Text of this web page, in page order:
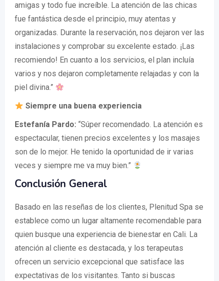
amigas y todo fue increíble. La atención de las chicas
fue fantástica desde el principio, muy atentas y
organizadas. Durante la reservación, nos dejaron ver las
instalaciones y comprobar su excelente estado. ¡Las
recomiendo! En cuanto a los servicios, el plan incluía
varios y nos dejaron completamente relajadas y con la
piel divina.”
Siempre una buena experiencia
Estefanía Pardo: “Súper recomendado. La atención es
espectacular, tienen precios excelentes y los masajes
son de lo mejor. He tenido la oportunidad de ir varias
veces y siempre me va muy bien.”
Conclusión General
Basado en las reseñas de los clientes, Plenitud Spa se
establece como un lugar altamente recomendable para
quien busque una experiencia de bienestar en Cali. La
atención al cliente es destacada, y los terapeutas
ofrecen un servicio excepcional que satisface las
expectativas de los visitantes. Tanto si buscas